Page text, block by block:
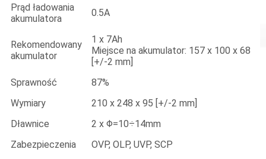
Prąd ładowania
akumulatora
0.5A
Rekomendowany
akumulator
1 x 7Ah
Miejsce na akumulator: 157 x 100 x 68
[+/-2 mm]
Sprawność
87%
Wymiary
210 x 248 x 95 [+/-2 mm]
Dławnice
2 x Φ=10÷14mm
Zabezpieczenia
OVP, OLP, UVP, SCP